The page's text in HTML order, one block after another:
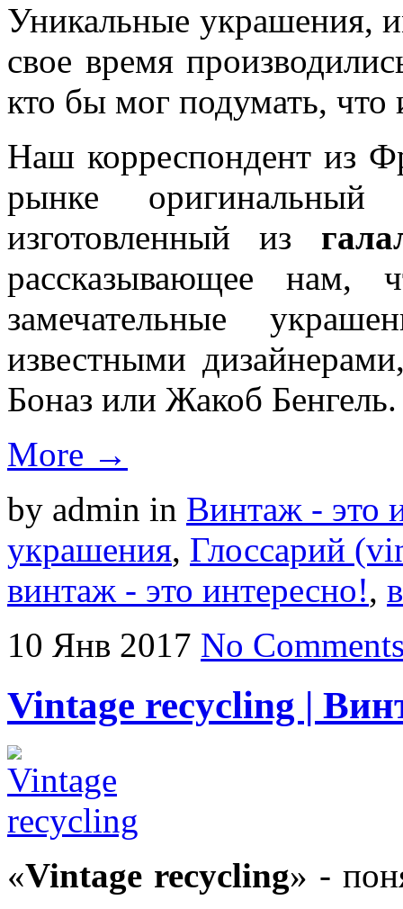
Уникальные украшения,
свое время
кто бы мог подумать,
Наш корреспондент из
рынке оригинальный
изготовленный из
рассказывающее нам,
замечательные
известными
Боназ или Жакоб Бенгель.
More →
by admin in Винтаж - это
украшения, Глоссарий
винтаж - это интересно!,
10 Янв 2017 No
Vintage recycling |
«Vintage recycling» -